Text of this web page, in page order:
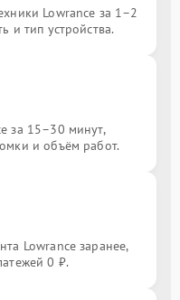
Lowrance за 1–2
и тип устройства.
за 15–30 минут,
и объём работ.
Lowrance заранее,
0 ₽.